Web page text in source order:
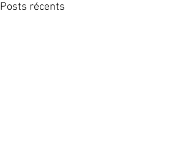
Posts récents